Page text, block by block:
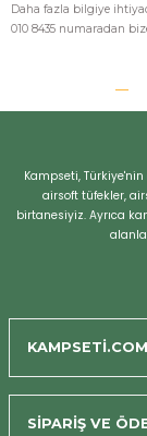
Daha fazla bilgiye
010 8435 numaradan
Kampseti,
airsoft tüfekler,
birtanesiyiz. Ayrıca
KAMPSETİ.COM
SİPARİŞ VE